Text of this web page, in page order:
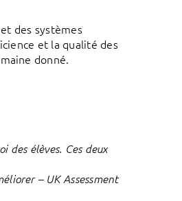
des systèmes
et la qualité des
donné.
des élèves. Ces deux
– UK Assessment